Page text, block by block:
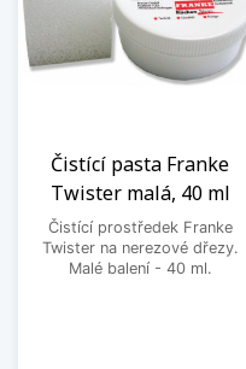
Čistící pasta Franke
Twister malá, 40 ml
Čistící prostředek Franke
Twister na nerezové dřezy.
Malé balení - 40 ml.